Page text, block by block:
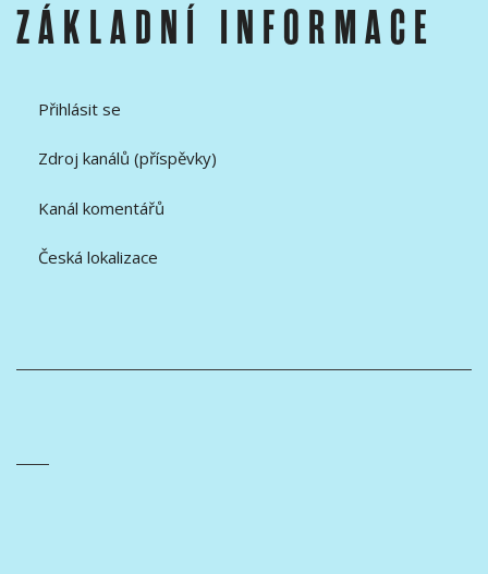
ZÁKLADNÍ INFORMACE
Přihlásit se
Zdroj kanálů (příspěvky)
Kanál komentářů
Česká lokalizace